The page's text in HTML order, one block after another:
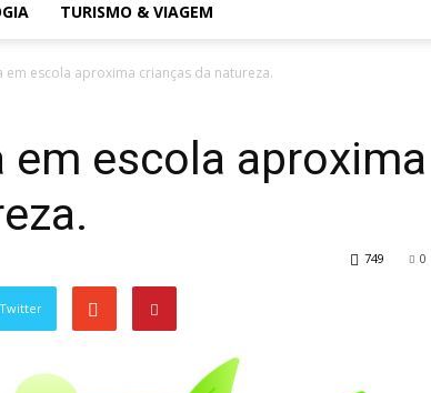
TURISMO & VIAGEM
em escola aproxima crianças da natureza.
em escola aproxima
0
749